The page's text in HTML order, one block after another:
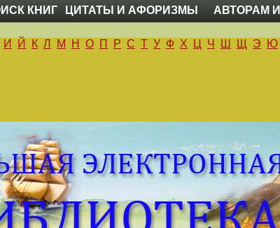
КНИГ ЦИТАТЫ И АФОРИЗМЫ АВТОРАМ
И Й К Л М Н О П Р С Т У Ф Х Ц Ч Ш Щ Э Ю